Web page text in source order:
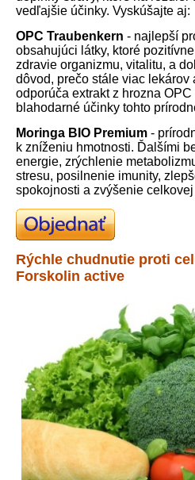
vedľajšie účinky. Vyskúšajte aj:
OPC Traubenkern - najlepší
obsahujúci látky, ktoré
zdravie organizmu, vitalitu, a
dôvod, prečo stále viac lekárov
odporúča extrakt z hrozna
blahodarné účinky tohto
Moringa BIO Premium -
k zníženiu hmotnosti. Ďalšími
energie, zrýchlenie
stresu, posilnenie imunity,
spokojnosti a zvýšenie celkovej
Rýchle chudnutie proti
Forskolin active